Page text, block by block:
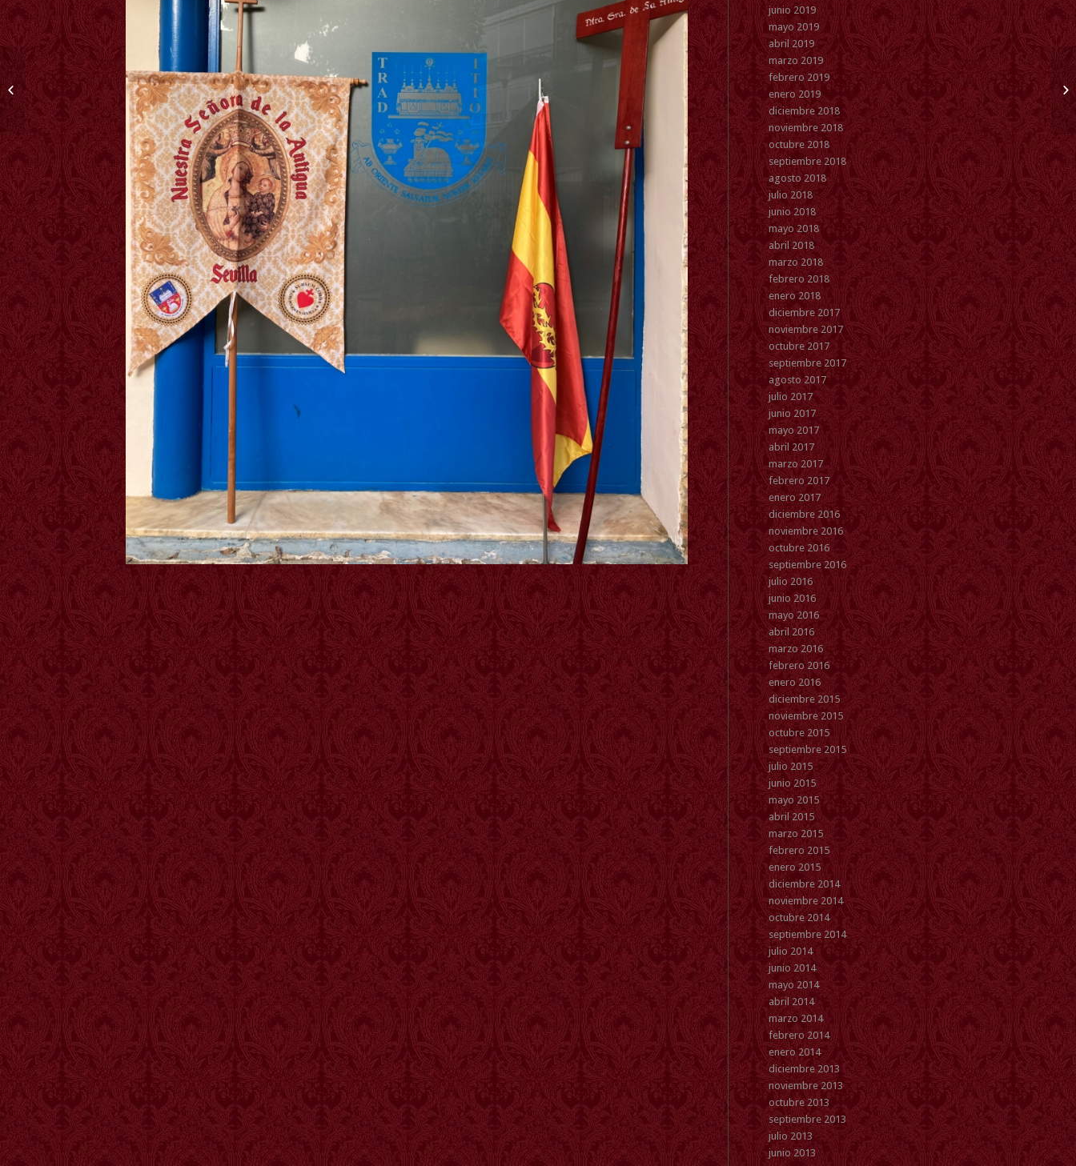
junio 2019
mayo 2019
abril 2019
marzo 2019
febrero 2019
enero 2019
diciembre 2018
noviembre 2018
octubre 2018
septiembre 2018
agosto 2018
julio 2018
junio 2018
mayo 2018
abril 2018
marzo 2018
febrero 2018
enero 2018
diciembre 2017
noviembre 2017
octubre 2017
septiembre 2017
agosto 2017
julio 2017
junio 2017
mayo 2017
abril 2017
marzo 2017
febrero 2017
enero 2017
diciembre 2016
noviembre 2016
octubre 2016
septiembre 2016
julio 2016
junio 2016
mayo 2016
abril 2016
marzo 2016
febrero 2016
enero 2016
diciembre 2015
noviembre 2015
octubre 2015
septiembre 2015
julio 2015
junio 2015
mayo 2015
abril 2015
marzo 2015
febrero 2015
enero 2015
diciembre 2014
noviembre 2014
octubre 2014
septiembre 2014
julio 2014
junio 2014
mayo 2014
abril 2014
marzo 2014
febrero 2014
enero 2014
diciembre 2013
noviembre 2013
octubre 2013
septiembre 2013
julio 2013
junio 2013
XV ANIVERSARIO DE LA
PRIMERA MISA
TRADICIONAL EN
SEVILLA SUMMORUM
PONTIFICU...